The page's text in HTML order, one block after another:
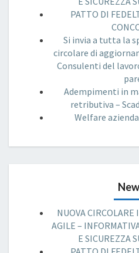
PATTO DI
Si invia a tutta la
circolare di
Consulenti del
Adempimenti in
retributiva –
Welfare
NUOVA CIRCOLARE
AGILE –
E SICUREZZA